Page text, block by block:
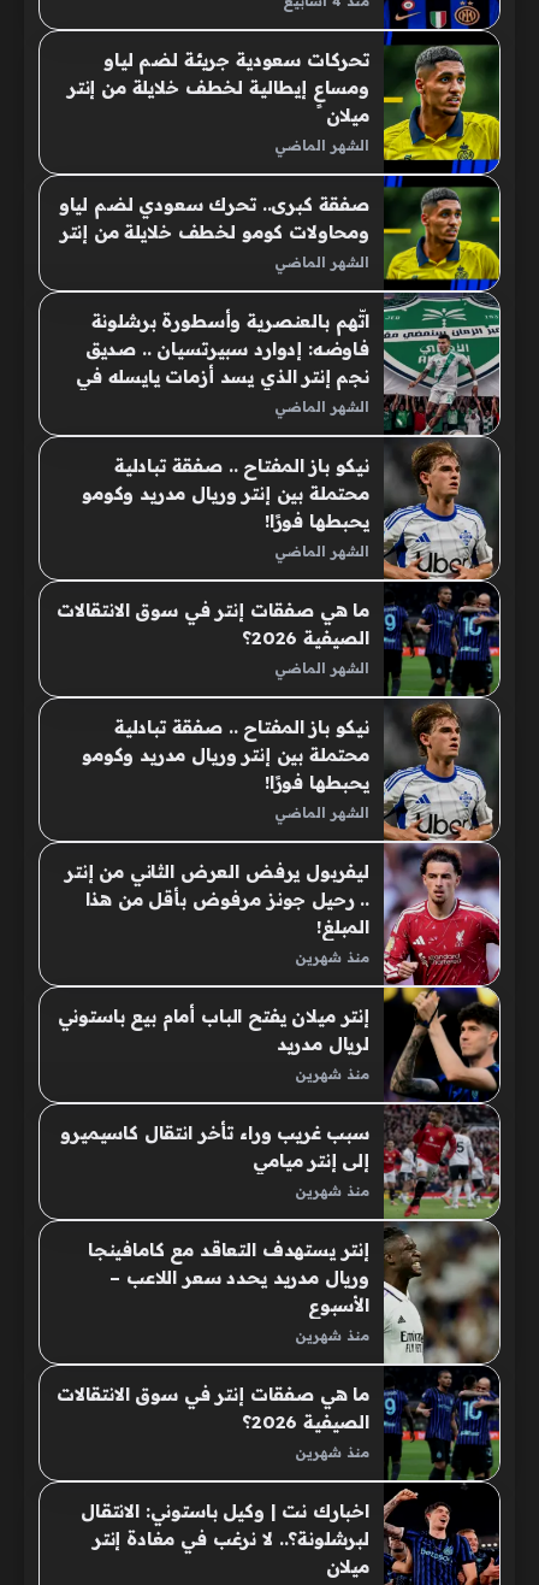
تحركات سعودية جريئة لضم لياو
ومساعٍ إيطالية لخطف خلايلة من إنتر
ميلان
الشهر الماضي
صفقة كبرى.. تحرك سعودي لضم لياو
ومحاولات كومو لخطف خلايلة من إنتر
الشهر الماضي
اتّهم بالعنصرية وأسطورة برشلونة
فاوضه: إدوارد سبيرتسيان .. صديق
نجم إنتر الذي يسد أزمات يايسله في
الأهلي!
الشهر الماضي
نيكو باز المفتاح .. صفقة تبادلية
محتملة بين إنتر وريال مدريد وكومو
يحبطها فورًا!
الشهر الماضي
ما هي صفقات إنتر في سوق الانتقالات
الصيفية 2026؟
الشهر الماضي
نيكو باز المفتاح .. صفقة تبادلية
محتملة بين إنتر وريال مدريد وكومو
يحبطها فورًا!
الشهر الماضي
ليفربول يرفض العرض الثاني من إنتر
.. رحيل جونز مرفوض بأقل من هذا
المبلغ!
منذ شهرين
إنتر ميلان يفتح الباب أمام بيع باستوني
لريال مدريد
منذ شهرين
سبب غريب وراء تأخر انتقال كاسيميرو
إلى إنتر ميامي
منذ شهرين
إنتر يستهدف التعاقد مع كامافينجا
وريال مدريد يحدد سعر اللاعب –
الأسبوع
منذ شهرين
ما هي صفقات إنتر في سوق الانتقالات
الصيفية 2026؟
منذ شهرين
اخبارك نت | وكيل باستوني: الانتقال
لبرشلونة؟.. لا نرغب في مغادة إنتر
ميلان